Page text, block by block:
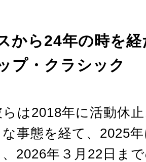
から24年の時を
プ・クラシック
は2018年に活動休
事態を経て、2025
2026年３月22日ま